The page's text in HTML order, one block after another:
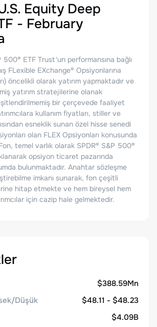
Equity Deep
- February
500® ETF Trust'un performansına bağlı
FLexible EXchange® Opsiyonlarına
öncelikli olarak yatırım yapmaktadır ve
yatırım stratejilerine olanak
bir çerçevede faaliyet
kullanım fiyatları, stiller ve
esneklik sunan özel hisse senedi
olan FLEX Opsiyonları konusunda
temel varlık olarak SPDR® S&P 500®
opsiyon ticaret pazarında
bulunmaktadır. Anahtar sözleşme
imkanı sunarak, fon çeşitli
hitap etmekte ve hem bireysel hem
için cazip hale gelmektedir.
$388.59Mn
Düşük
$48.11 - $48.23
$4.09B